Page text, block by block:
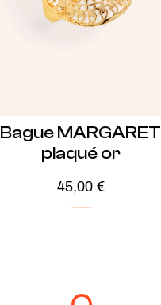
Bague MARGARET
plaqué or
45,00 €